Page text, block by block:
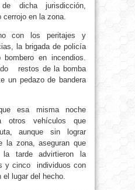
dicha jurisdicción,
cerrojo en la zona.
con los peritajes y
la brigada de policía
en incendios.
restos de la bomba
un pedazo de bandera
esa misma noche
otros vehículos que
aunque sin lograr
la zona, aseguran que
tarde advirtieron la
y cinco individuos con
lugar del hecho.